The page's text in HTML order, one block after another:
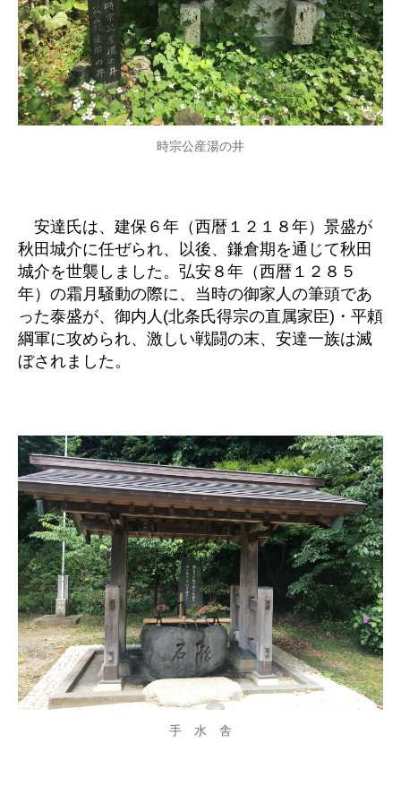
時宗公産湯の井
安達氏は、建保６年（西暦１２１８年）景盛が
秋田城介に任ぜられ、以後、鎌倉期を通じて秋田
城介を世襲しました。弘安８年（西暦１２８５
年）の霜月騒動の際に、当時の御家人の筆頭であ
った泰盛が、御内人(北条氏得宗の直属家臣)・平頼
綱軍に攻められ、激しい戦闘の末、安達一族は滅
ぼされました。
手 水 舎